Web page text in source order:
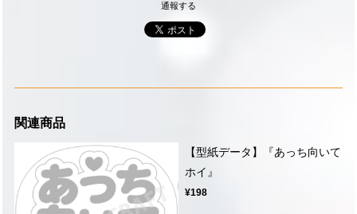
通報する
関連商品
【型紙データ】『あっち向いて
ホイ』
¥198